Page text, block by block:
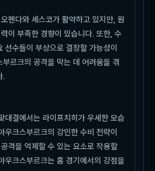
펜다와 셰스코가 활약하고 있지만, 원
이 부족한 경향이 있습니다. 또한, 수
선수들이 부상으로 결장할 가능성이
부르크의 공격을 막는 데 어려움을 겪
.
대결에서는 라이프치히가 우세한 모습
우크스부르크의 강인한 수비 전략이
격을 억제할 수 있는 요소로 작용할
우크스부르크는 홈 경기에서의 강점을